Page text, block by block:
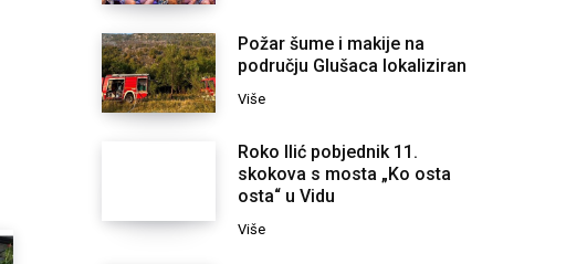
Požar šume i makije na
području Glušaca lokaliziran
Više
Roko Ilić pobjednik 11.
skokova s mosta „Ko osta
osta“ u Vidu
Više